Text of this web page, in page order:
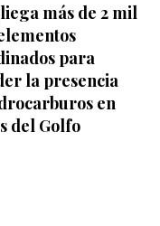
más de 2 mil
para
la presencia
en
del Golfo